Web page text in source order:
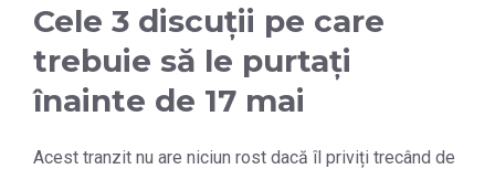
Cele 3 discuții pe care
trebuie să le purtați
înainte de 17 mai
Acest tranzit nu are niciun rost dacă îl priviți trecând de